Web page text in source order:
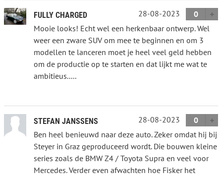
FULLY CHARGED 28-08-2023
0
Mooie looks! Echt wel een herkenbaar ontwerp. Wel
weer een zware SUV om mee te beginnen en om 3
modellen te lanceren moet je heel veel geld hebben
om de productie op te starten en dat lijkt me wat te
ambitieus.....
STEFAN JANSSENS 28-08-2023
0
Ben heel benieuwd naar deze auto. Zeker omdat hij bij
Steyer in Graz geproduceerd wordt. Die bouwen kleine
series zoals de BMW Z4 / Toyota Supra en veel voor
Mercedes. Verder even afwachten hoe Fisker het